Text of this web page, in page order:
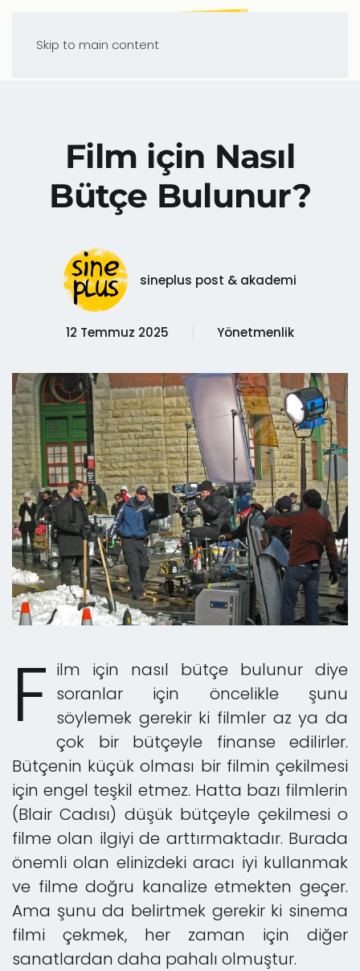
Skip to main content
Film için Nasıl
Bütçe Bulunur?
sineplus post & akademi
12 Temmuz 2025 Yönetmenlik
F ilm için nasıl bütçe bulunur diye
soranlar için öncelikle şunu
söylemek gerekir ki filmler az ya da
çok bir bütçeyle finanse edilirler.
Bütçenin küçük olması bir filmin çekilmesi
için engel teşkil etmez. Hatta bazı filmlerin
(Blair Cadısı) düşük bütçeyle çekilmesi o
filme olan ilgiyi de arttırmaktadır. Burada
önemli olan elinizdeki aracı iyi kullanmak
ve filme doğru kanalize etmekten geçer.
Ama şunu da belirtmek gerekir ki sinema
filmi çekmek, her zaman için diğer
sanatlardan daha pahalı olmuştur.